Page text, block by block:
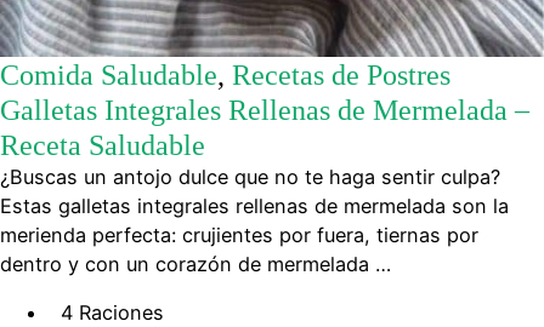
Comida Saludable, Recetas de Postres
Galletas Integrales Rellenas de Mermelada –
Receta Saludable
¿Buscas un antojo dulce que no te haga sentir culpa?
Estas galletas integrales rellenas de mermelada son la
merienda perfecta: crujientes por fuera, tiernas por
dentro y con un corazón de mermelada …
4 Raciones